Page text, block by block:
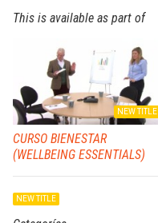
This is available as part of
CURSO BIENESTAR
(WELLBEING ESSENTIALS)
NEW TITLE
NEW TITLE